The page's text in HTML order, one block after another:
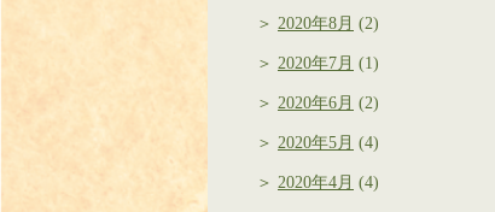
2020年8月 (2)
2020年7月 (1)
2020年6月 (2)
2020年5月 (4)
2020年4月 (4)